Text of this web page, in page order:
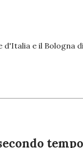
e il Bologna